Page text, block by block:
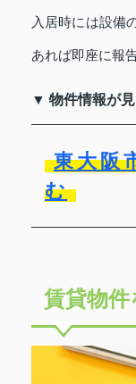
入居時には設備
あれば即座に報
▼ 物件情報が
東大阪
む
賃貸物